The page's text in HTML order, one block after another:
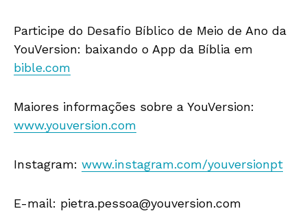
Participe do Desafio Bíblico de Meio de Ano da
YouVersion: baixando o App da Bíblia em
bible.com
Maiores informações sobre a YouVersion:
www.youversion.com
Instagram: www.instagram.com/youversionpt
E-mail: pietra.pessoa@youversion.com